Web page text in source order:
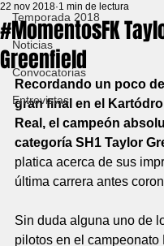
Temporada 2018
Noticias
Convocatorias
Entrevistas
#MomentosFK
Greenfield
22 nov 2018 1 min de lectura
Recordando un poco
gran final en el
Real, el campeón
categoría SH1 Taylor
platica acerca de sus
última carrera antes
Sin duda alguna uno de
pilotos en el campeonato